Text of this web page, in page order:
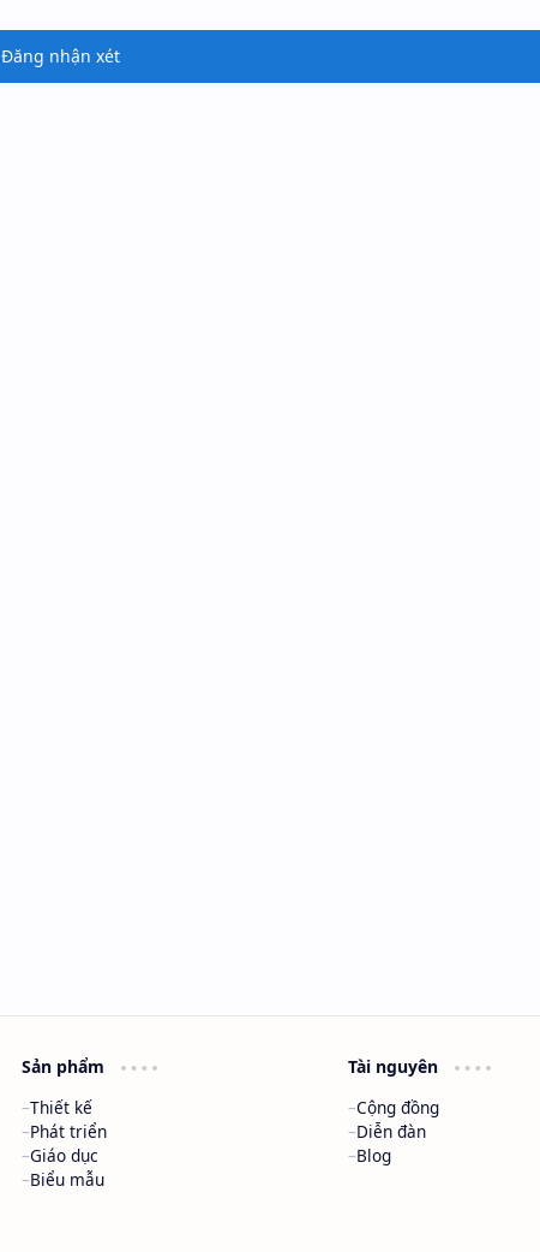
Đăng nhận xét
Sản phẩm
Thiết kế
Phát triển
Giáo dục
Biểu mẫu
Tài nguyên
Cộng đồng
Diễn đàn
Blog